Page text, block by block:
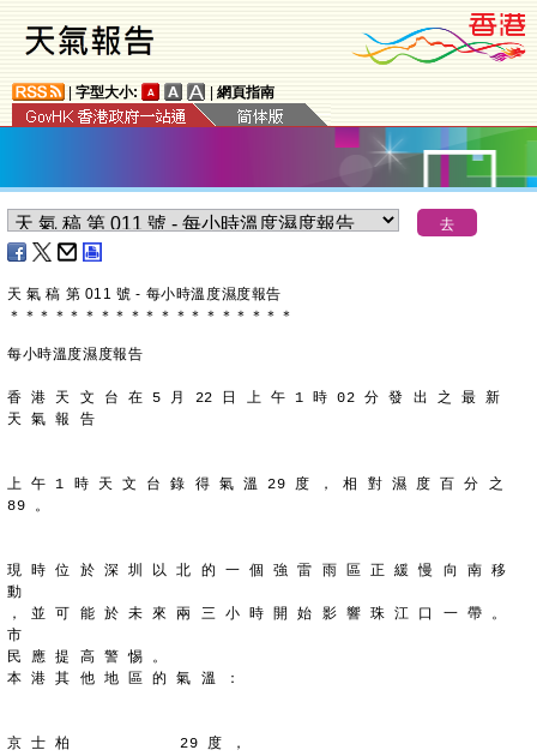
字型大小: 網頁指南
天 氣 稿 第 011 號 - 每小時溫度濕度報告
＊ ＊ ＊ ＊ ＊ ＊ ＊ ＊ ＊ ＊ ＊ ＊ ＊ ＊ ＊ ＊ ＊ ＊ ＊
每小時溫度濕度報告
香 港 天 文 台 在 5 月 22 日 上 午 1 時 02 分 發 出 之 最 新
天 氣 報 告
上 午 1 時 天 文 台 錄 得 氣 溫 29 度 ， 相 對 濕 度 百 分 之
89 。
現 時 位 於 深 圳 以 北 的 一 個 強 雷 雨 區 正 緩 慢 向 南 移
動
， 並 可 能 於 未 來 兩 三 小 時 開 始 影 響 珠 江 口 一 帶 。
市
民 應 提 高 警 惕 。
本 港 其 他 地 區 的 氣 溫 ：
京 士 柏            29 度 ，